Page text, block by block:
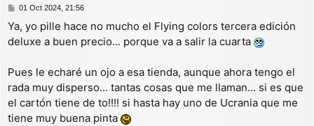
M
n
s
e
01 Oct 2024, 21:56
Ya, yo pille hace no mucho el Flying colors tercera edición
deluxe a buen precio... porque va a salir la cuarta
Pues le echaré un ojo a esa tienda, aunque ahora tengo el
rada muy disperso... tantas cosas que me llaman... si es que
el cartón tiene de to!!!! si hasta hay uno de Ucrania que me
tiene muy buena pinta